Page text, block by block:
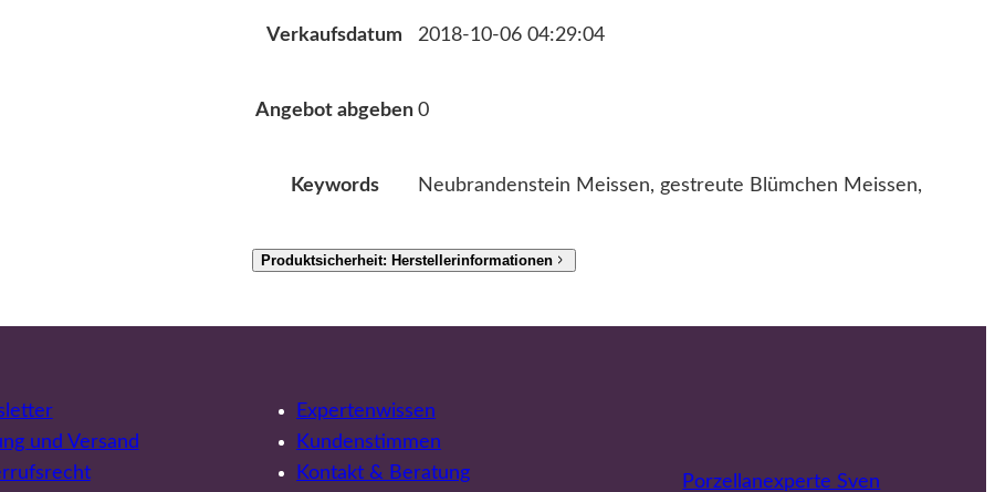
Verkaufsdatum 2018-10-06 04:29:04
Angebot abgeben 0
Keywords Neubrandenstein Meissen, gestreute Blümchen Meissen,
Produktsicherheit: Herstellerinformationen
und Versand
Expertenwissen
Kundenstimmen
Kontakt & Beratung
Porzellanexperte Sven